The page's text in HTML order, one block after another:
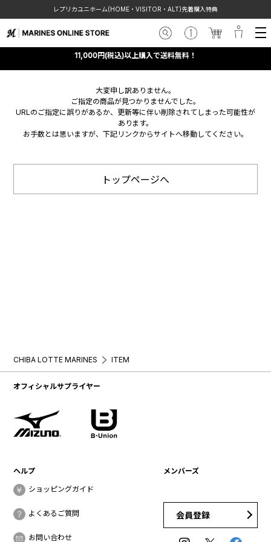
レプリカユニホーム(HOME・VISITOR・ALT)先着購入特典
11,000円(税込)以上購入で送料無料！
大変申し訳ありません。
ご指定の商品が見つかりませんでした。
URLのご指定に誤りがあるか、更新等に伴い削除されてしまった可能性が
あります。
お手数とは思いますが、下記リンクからサイトへ移動してください。
トップページへ
CHIBA LOTTE MARINES ITEM
オフィシャルサプライヤー
ヘルプ
ショッピングガイド
よくあるご質問
お問い合わせ
メンバーズ
会員登録